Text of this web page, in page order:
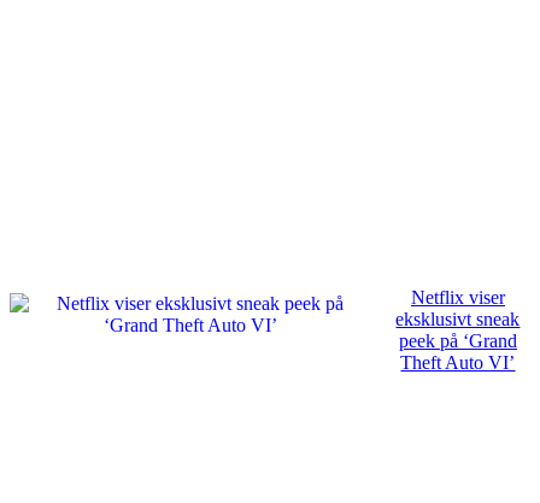
Netflix viser
eksklusivt sneak
peek på ‘Grand
Theft Auto VI’